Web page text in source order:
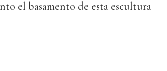
el basamento de esta escultura